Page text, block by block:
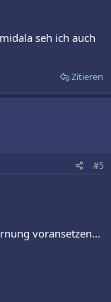
seh ich auch
Zitieren
#5
voransetzen...